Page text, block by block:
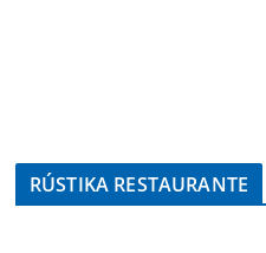
RÚSTIKA RESTAURANTE